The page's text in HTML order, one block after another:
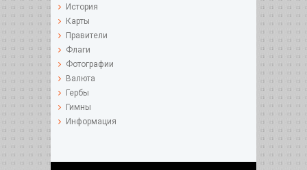
История
Карты
Правители
Флаги
Фотографии
Валюта
Гербы
Гимны
Информация